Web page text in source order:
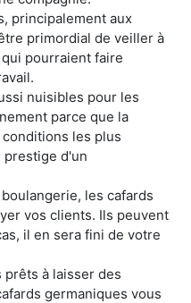
principalement aux
primordial de veiller à
pourraient faire
nuisibles pour les
parce que la
les plus
d'un
les cafards
vos clients. Ils peuvent
il en sera fini de votre
prêts à laisser des
germaniques vous